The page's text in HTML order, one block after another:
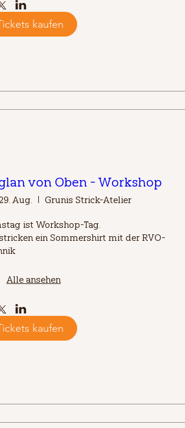
kaufen
von Oben - Workshop
Aug. Grunis Strick-Atelier
ist Workshop-Tag.
ein Sommershirt mit der RVO-
Alle ansehen
kaufen